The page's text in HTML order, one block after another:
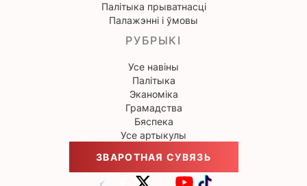
Палітыка прыватнасці
Палажэнні і ўмовы
РУБРЫКІ
Усе навіны
Палітыка
Эканоміка
Грамадства
Бяспека
Усе артыкулы
ЗВАРОТНАЯ СУВЯЗЬ